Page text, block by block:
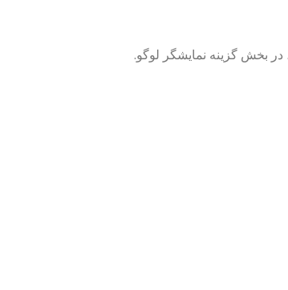
در بخش گزینه نمایشگر لوگو.